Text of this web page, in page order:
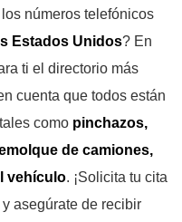
números telefónicos
Estados Unidos? En
ti el directorio más
cuenta que todos están
como pinchazos,
de camiones,
vehículo. ¡Solicita tu cita
asegúrate de recibir